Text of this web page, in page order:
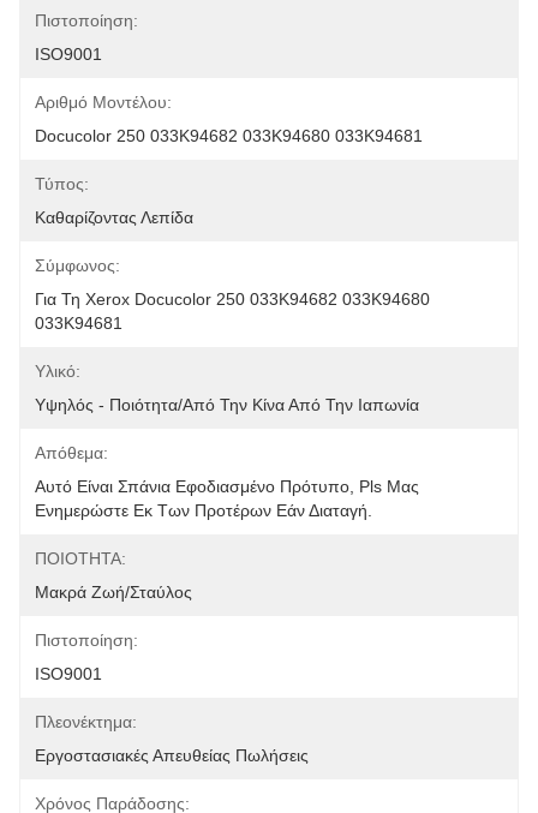
Πιστοποίηση:
ISO9001
Αριθμό Μοντέλου:
Docucolor 250 033K94682 033K94680 033K94681
Τύπος:
Καθαρίζοντας Λεπίδα
Σύμφωνος:
Για Τη Xerox Docucolor 250 033K94682 033K94680
033K94681
Υλικό:
Υψηλός - Ποιότητα/από Την Κίνα Από Την Ιαπωνία
Απόθεμα:
Αυτό Είναι Σπάνια Εφοδιασμένο Πρότυπο, Pls Μας
Ενημερώστε Εκ Των Προτέρων Εάν Διαταγή.
ΠΟΙΟΤΗΤΑ:
Μακρά Ζωή/σταύλος
Πιστοποίηση:
ISO9001
Πλεονέκτημα:
Εργοστασιακές Απευθείας Πωλήσεις
Χρόνος Παράδοσης: